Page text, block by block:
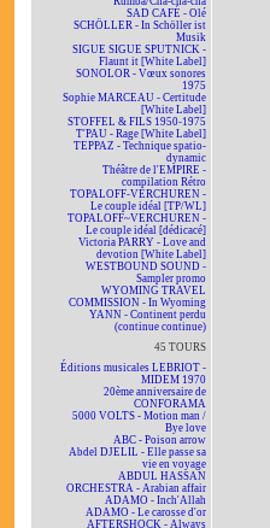
SAD CAFÉ - Olé
SCHÖLLER - In Schöller ist
Musik
SIGUE SIGUE SPUTNICK -
Flaunt it [White Label]
SONOLOR - Vœux sonores
1975
Sophie MARCEAU - Certitude
[White Label]
STOFFEL & FILS 1950-1975
T'PAU - Rage [White Label]
TEPPAZ - Technique spatio-
dynamic
Théâtre de l'EMPIRE -
compilation Rétro
TOPALOFF-VERCHUREN -
Le couple idéal [TP/WL]
TOPALOFF~VERCHUREN -
Le couple idéal [dédicacé]
Victoria PARRY - Love and
devotion [White Label]
WESTBOUND SOUND -
Sampler promo
WYOMING TRAVEL
COMMISSION - In Wyoming
YANN - Continent perdu
(continue continue)
45 TOURS
Éditions musicales LEBRIOT -
MIDEM 1970
20ème anniversaire de
CONFORAMA
5000 VOLTS - Motion man /
Bye love
ABC - Poison arrow
Abdel DJELIL - Elle passe sa
vie en voyage
ABDUL HASSAN
ORCHESTRA - Arabian affair
ADAMO - Inch'Allah
ADAMO - Le carosse d'or
AFTERSHOCK - Always